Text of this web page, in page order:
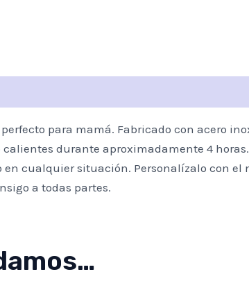
para mamá. Fabricado con acero
durante aproximadamente 4
cualquier situación. Personalízalo con
a todas partes.